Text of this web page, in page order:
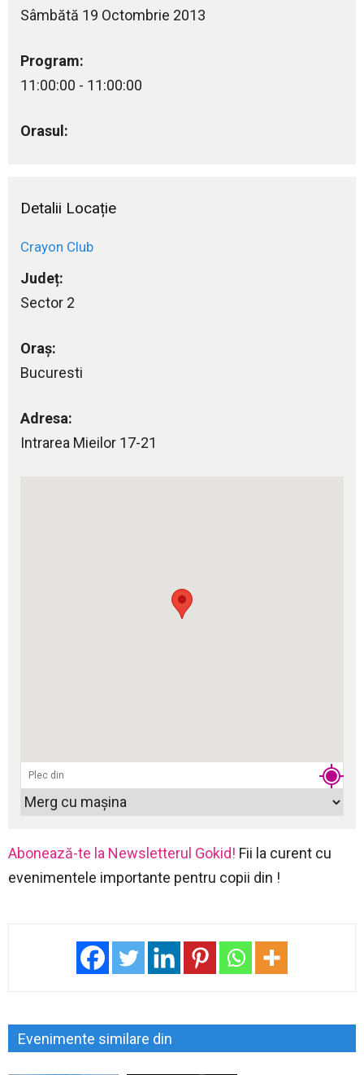
Sâmbătă 19 Octombrie 2013
Program:
11:00:00 - 11:00:00
Orasul:
Detalii Locație
Crayon Club
Județ:
Sector 2
Oraș:
Bucuresti
Adresa:
Intrarea Mieilor 17-21
Abonează-te la Newsletterul Gokid! Fii la curent cu
evenimentele importante pentru copii din !
Evenimente similare din